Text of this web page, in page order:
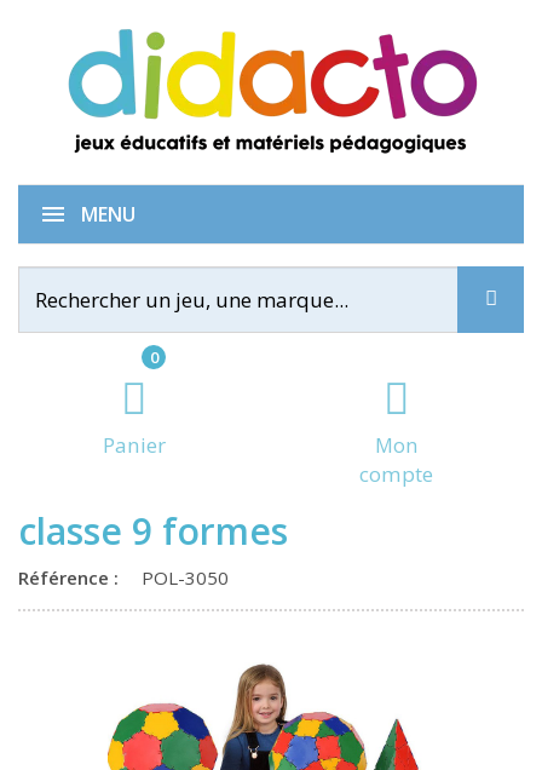
0
Panier
Mon
compte
MENU
Polydron - Méga set de
classe 9 formes
Référence : POL-3050